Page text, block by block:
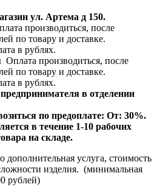
ул. Артема д 150.
производиться, после
по товару и доставке.
в рублях.
Оплата производиться, после
по товару и доставке.
в рублях.
в отделении
по предоплате: От: 30%.
в течение 1-10 рабочих
на складе.
услуга, стоимость
изделия. (минимальная
рублей)